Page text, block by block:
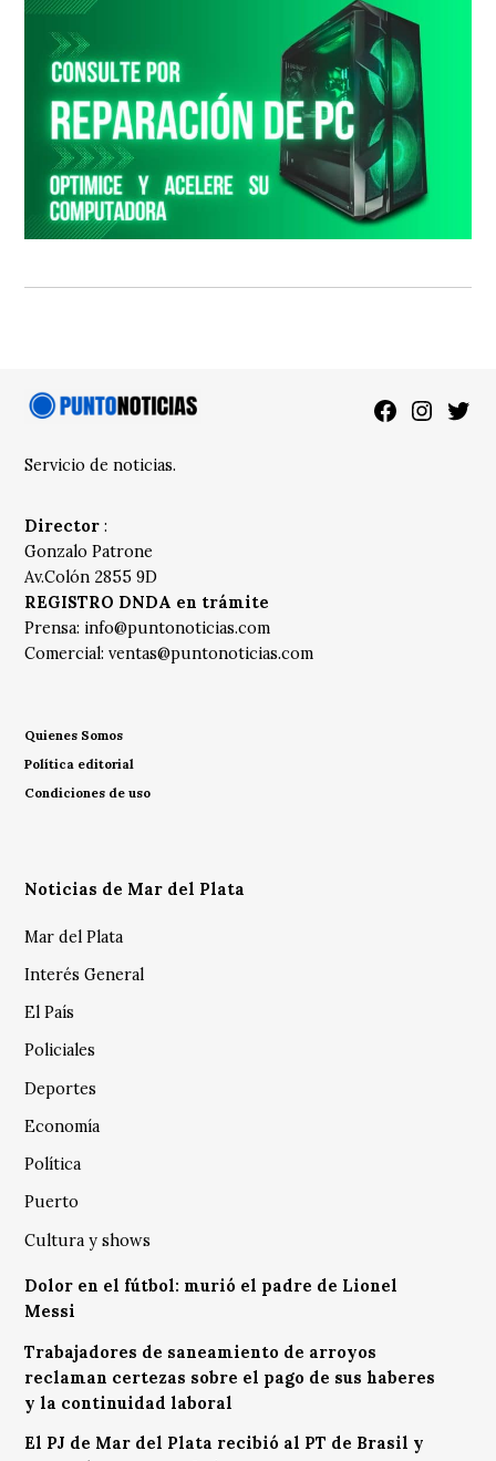
Facebook
Servicio de noticias.
Director :
Gonzalo Patrone
Av.Colón 2855 9D
REGISTRO DNDA en trámite
Prensa: info@puntonoticias.com
Comercial:ventas@puntonoticias.com
Quienes Somos
Política editorial
Condiciones de uso
Noticias de Mar del Plata
Mar del Plata
Interés General
El País
Policiales
Deportes
Economía
Política
Puerto
Cultura y shows
Dolor en el fútbol: murió el padre de Lionel
Messi
Trabajadores de saneamiento de arroyos
reclaman certezas sobre el pago de sus haberes
y la continuidad laboral
El PJ de Mar del Plata recibió al PT de Brasil y